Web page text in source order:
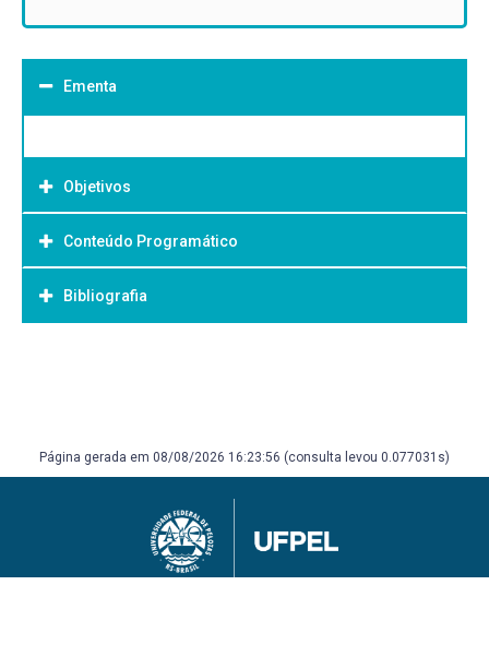
Ementa
Objetivos
Objetivo Geral:
Conteúdo Programático
Bibliografia
Página gerada em 08/08/2026 16:23:56 (consulta levou 0.077031s)